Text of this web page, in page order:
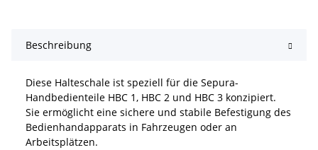
Beschreibung
Diese Halteschale ist speziell für die Sepura-
Handbedienteile HBC 1, HBC 2 und HBC 3 konzipiert.
Sie ermöglicht eine sichere und stabile Befestigung des
Bedienhandapparats in Fahrzeugen oder an
Arbeitsplätzen.​